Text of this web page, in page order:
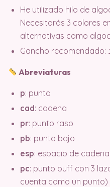
He utilizado hilo de
Necesitarás 3 colores
alternativas como
Gancho recomendado:
Abreviaturas
p: punto
cad: cadena
pr: punto raso
pb: punto bajo
esp: espacio de cadena
pc: punto puff con 3
cuenta como un punto)